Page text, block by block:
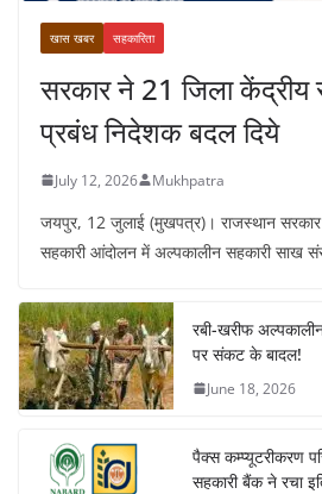
खास खबर सहकारिता
सरकार ने 21 जिला केंद्रीय
प्रबंध निदेशक बदल दिये
July 12, 2026 Mukhpatra
जयपुर, 12 जुलाई (मुखपत्र)। राजस्थान सरकार
सहकारी आंदोलन में अल्पकालीन सहकारी साख
रबी-खरीफ
पर संकट के बादल!
June 18, 2026
पैक्स कम्प्यूटरीकरण
सहकारी बैंक ने रचा